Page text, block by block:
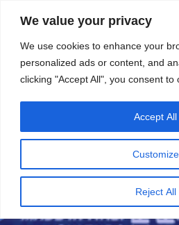
We value your privacy
We use cookies to enhance your
personalized ads or content, and
clicking "Accept All", you consent to
Customize
Reject All
Accept All
contenuto
5 Agosto 2026